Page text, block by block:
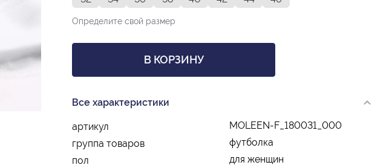
Определите свой размер
В КОРЗИНУ
Все характеристики
артикул
MOLEEN-F_180031_000
группа товаров
футболка
пол
для женщин